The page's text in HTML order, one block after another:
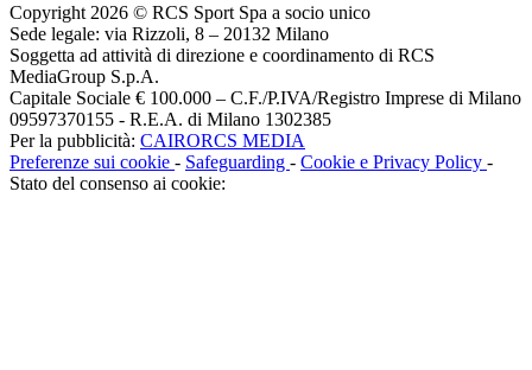
Copyright 2026 © RCS Sport Spa a socio unico
Sede legale: via Rizzoli, 8 – 20132 Milano
Soggetta ad attività di direzione e coordinamento di RCS
MediaGroup S.p.A.
Capitale Sociale € 100.000 – C.F./P.IVA/Registro Imprese di Milano
09597370155 - R.E.A. di Milano 1302385
Per la pubblicità: CAIRORCS MEDIA
Preferenze sui cookie - Safeguarding - Cookie e Privacy Policy -
Stato del consenso ai cookie: